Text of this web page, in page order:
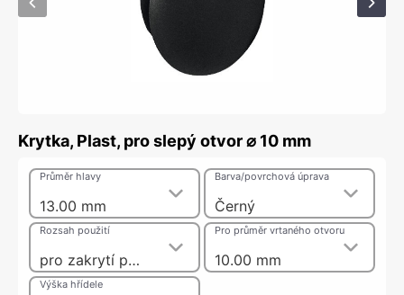
Krytka, Plast, pro slepý otvor ⌀ 10 mm
13.00 mm
Průměr hlavy
Černý
Barva/povrchová úprava
pro zakrytí průběžných otvorů Ø 10 mm, s přístupem k utahovacímu dílu shora
Rozsah použití
10.00 mm
Pro průměr vrtaného otvoru
Výška hřídele